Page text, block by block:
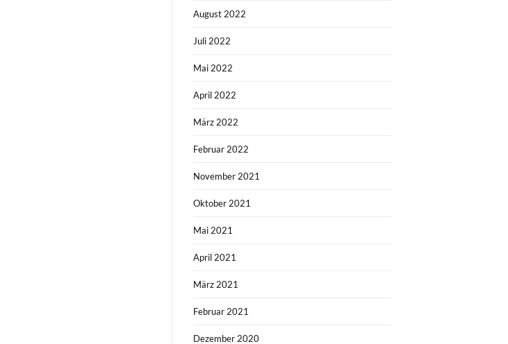
August 2022
Juli 2022
Mai 2022
April 2022
März 2022
Februar 2022
November 2021
Oktober 2021
Mai 2021
April 2021
März 2021
Februar 2021
Dezember 2020